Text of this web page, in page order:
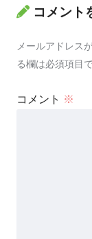
コメント
メールアドレス
る欄は必須項目
コメント ※